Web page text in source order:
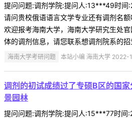
提问问题:调剂学院:提问人:13***49时
请问贵校俄语语言文学专业还有调剂名额
欢迎报考海南大学，海南大学研究生处
体的调剂信息，请您联系想调剂院系的
海南大学考研问题 本站小编 海南大学 2022-
调剂的初试成绩过了专硕B区的国
景园林
提问问题:调剂学院:提问人:15***77时